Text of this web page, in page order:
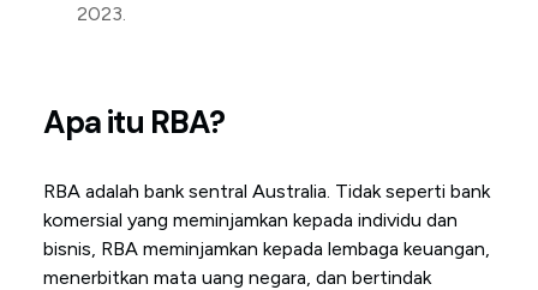
2023.
Apa itu RBA?
RBA adalah bank sentral Australia. Tidak seperti bank
komersial yang meminjamkan kepada individu dan
bisnis, RBA meminjamkan kepada lembaga keuangan,
menerbitkan mata uang negara, dan bertindak